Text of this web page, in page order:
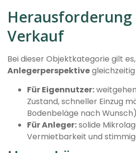
Herausforderung
Verkauf
Bei dieser Objektkategorie gilt es,
Anlegerperspektive
Für Eigennutzer:
Zustand, schneller Einzug
Bodenbeläge nach
Für Anleger:solide
Vermietbarkeit und